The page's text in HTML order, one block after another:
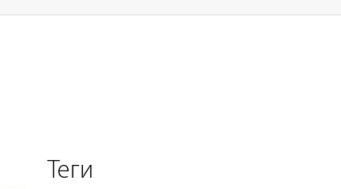
Теги